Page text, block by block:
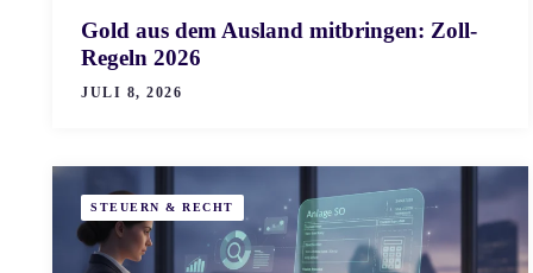
Gold aus dem Ausland mitbringen: Zoll-
Regeln 2026
JULI 8, 2026
STEUERN & RECHT